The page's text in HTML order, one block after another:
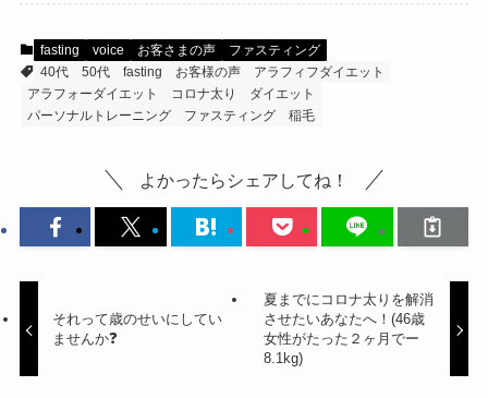
fasting voice お客さまの声
ファスティング
40代
50代 fasting お客様の声
アラフィフダイエット
アラフォーダイエット
コロナ太り
ダイエット
パーソナルトレーニング
ファスティング 稲毛
よかったらシェアしてね！
それって歳のせいにしてい
ませんか❓
夏までにコロナ太りを解消
させたいあなたへ！(46歳
女性がたった２ヶ月でー
8.1kg)